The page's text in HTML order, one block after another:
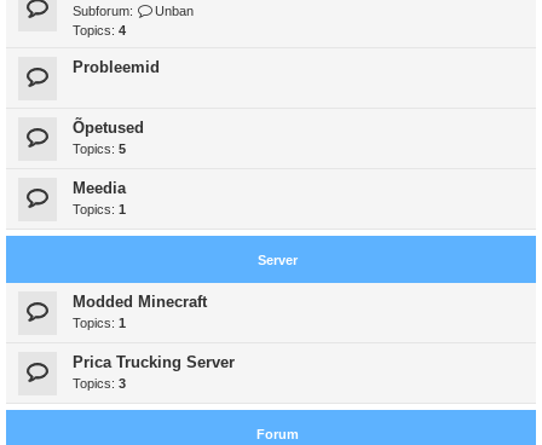
Subforum:
Unban
Topics: 4
Probleemid
Õpetused
Topics: 5
Meedia
Topics: 1
Server
Modded Minecraft
Topics: 1
Prica Trucking Server
Topics: 3
Forum